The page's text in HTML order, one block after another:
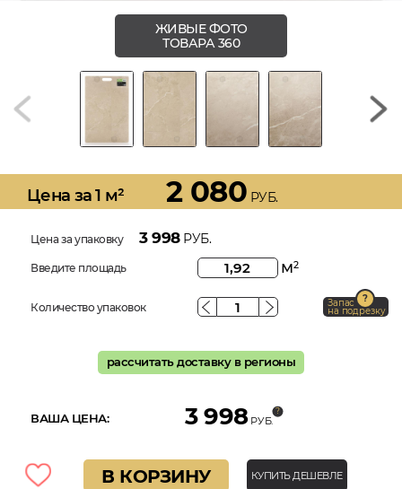
ЖИВЫЕ ФОТО
ТОВАРА 360
Цена за 1 м² 2 080 РУБ.
Цена за упаковку 3 998РУБ.
Введите площадь м2
Количество упаковок Запас
на подрезку
рассчитать доставку в регионы
ВАША ЦЕНА: 3 998 РУБ.
В КОРЗИНУ КУПИТЬ ДЕШЕВЛЕ